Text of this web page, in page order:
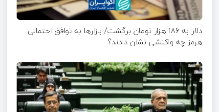
دلار به 186 هزار تومان برگشت/ بازارها به توافق احتمالی
هرمز چه واکنشی نشان دادند؟